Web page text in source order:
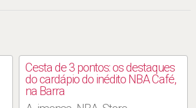
Cesta de 3 pontos: os destaques
do cardápio do inédito NBA Café,
na Barra